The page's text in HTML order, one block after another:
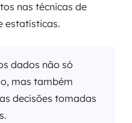
nas técnicas de
estatísticas.
dados não só
mas também
decisões tomadas